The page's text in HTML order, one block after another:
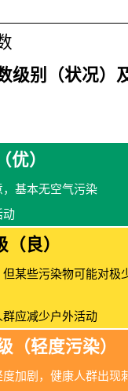
级别（状况）
优）
基本无空气污染
动
（良）
某些污染物可能对极
应减少户外活动
（轻度污染）
加剧，健康人群出现